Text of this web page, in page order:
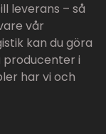
leverans – så
vår
kan du göra
i
har vi och